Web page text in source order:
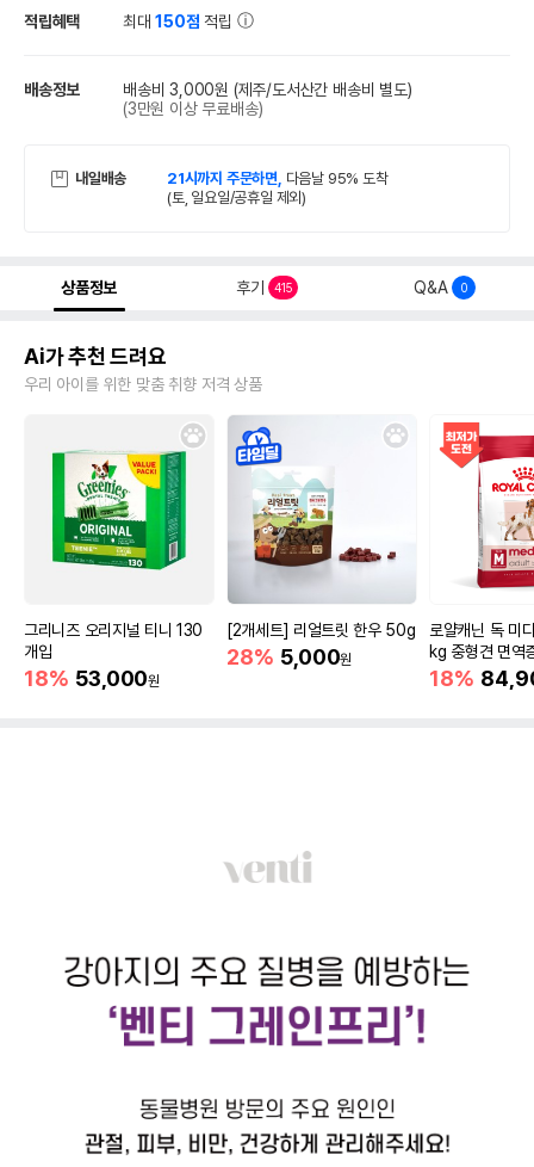
적립혜택 최대150점 적립
배송정보 배송비 3,000원 (제주/도서산간 배송비 별도)
(3만원 이상 무료배송)
내일배송 21시까지 주문하면, 다음날 95% 도착
(토, 일요일/공휴일 제외)
상품정보 후기 415 Q&A 0
Ai가 추천 드려요
우리 아이를 위한 맞춤 취향 저격 상품
그리니즈 오리지널 티니 130
개입
18% 53,000원
[2개세트] 리얼트릿 한우 50g
28% 5,000원
로얄캐닌 독 미
kg 중형견 면역
18%